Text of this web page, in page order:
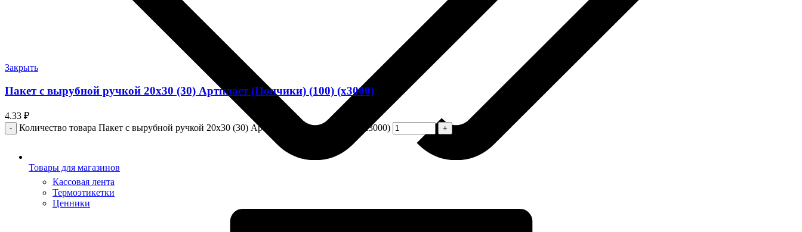
Товары для магазинов
Кассовая лента
Термоэтикетки
Ценники
Закрыть
Пакет с вырубной ручкой 20х30 (30) Артпласт (Пончики) (100) (х3000)
4.33 ₽
Количество товара Пакет с вырубной ручкой 20х30 (30) Артпласт (Пончики) (100) (х3000)